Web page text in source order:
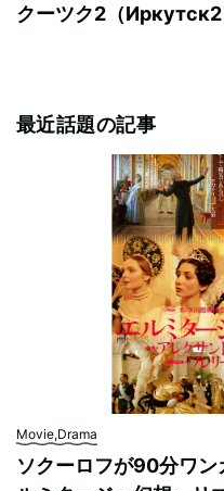
クーツク2（
最近話題の記事
Movie,Drama
ソクーロフが90分ワ